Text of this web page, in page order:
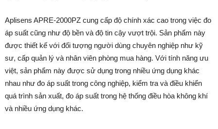
Aplisens APRE-2000PZ cung cấp độ chính xác cao trong việc đo
áp suất cũng như độ bền và độ tin cậy vượt trội. Sản phẩm này
được thiết kế với đối tượng người dùng chuyên nghiệp như kỹ
sư, cấp quản lý và nhân viên phòng mua hàng. Với tính năng ưu
việt, sản phẩm này được sử dụng trong nhiều ứng dụng khác
nhau như đo áp suất trong công nghiệp, kiểm tra và điều khiển
quá trình sản xuất, đo áp suất trong hệ thống điều hòa không khí
và nhiều ứng dụng khác.